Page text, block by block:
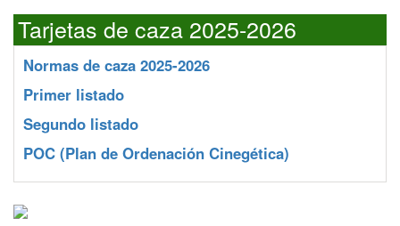
Tarjetas de caza 2025-2026
Normas de caza 2025-2026
Primer listado
Segundo listado
POC (Plan de Ordenación Cinegética)